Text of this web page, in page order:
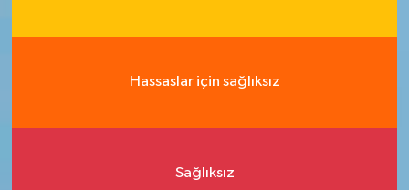
Hassaslar için sağlıksız
Sağlıksız